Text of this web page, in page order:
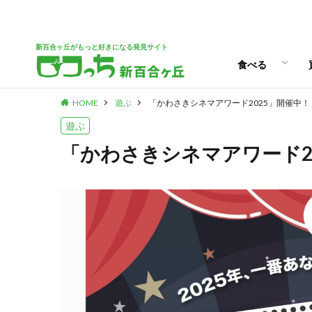
新百合ヶ丘がもっと好きになる発見サイト
食べる
ランチ
スイーツ
HOME 遊ぶ 「かわさきシネマアワード2025」開催中！
遊ぶ
「かわさきシネマアワード